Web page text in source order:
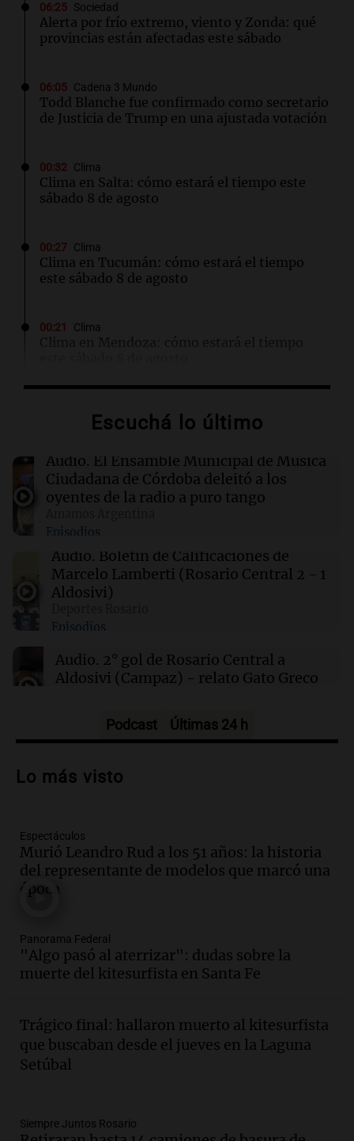
06:25 Sociedad
Alerta por frío extremo, viento y Zonda: qué
provincias están afectadas este sábado
06:05 Cadena 3 Mundo
Todd Blanche fue confirmado como secretario
de Justicia de Trump en una ajustada votación
00:32 Clima
Clima en Salta: cómo estará el tiempo este
sábado 8 de agosto
00:27 Clima
Clima en Tucumán: cómo estará el tiempo
este sábado 8 de agosto
00:21 Clima
Clima en Mendoza: cómo estará el tiempo
Clima en Santa Fe: cómo estará el tiempo este
00:11 Clima
Clima en Rosario: cómo estará el tiempo este
00:08 La Cadena del Gol
Independiente Rivadavia venció de local a
Estudiantes de Río Cuarto y escala posiciones
Escuchá lo último
Audio. El Ensamble Municipal de Música
Ciudadana de Córdoba deleitó a los
oyentes de la radio a puro tango
Episodios
Audio. Boletín de Calificaciones de
Marcelo Lamberti (Rosario Central 2 - 1
Aldosivi)
Episodios
Audio. 2° gol de Rosario Central a
Aldosivi (Campaz) - relato Gato Greco
Audio.Nuevo desarrollo urbano y casa
en Villa María
Audio.
la Bulaya abrirá sus puertas mañana con
diversas actividades y sorpresas
Panorama Federal
edificios y proyecta una casa del
estudiante con 48 municipios
involucrados
Episodios
Audio.1° gol de Rosario Central a
Aldosivi (Zalazar en contra) - relato
Gato Greco
Audio.Recomendaciones de vino
Podcast Últimas 24 h
Lo más visto
Espectáculos
Murió Leandro Rud a los 51 años: la historia
del representante de modelos que marcó una
época
Panorama Federal
"Algo pasó al aterrizar": dudas sobre la
muerte del kitesurfista en Santa Fe
Trágico final: hallaron muerto al kitesurfista
que buscaban desde el jueves en la Laguna
Setúbal
Siempre Juntos Rosario